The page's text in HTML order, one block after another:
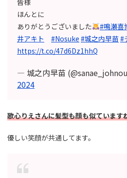
ほんとに
ありがとうございました
#鳴瀬喜
井アキト
#Nosuke #城之内早苗#
https://t.co/47d6Dz1hhQ
— 城之内早苗
2024
歌心りえさんに髪型も顔も似ています
優しい笑顔が共通してます。